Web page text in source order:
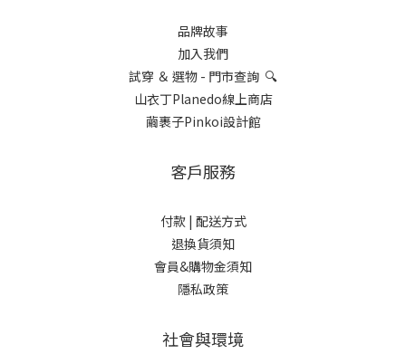
品牌故事
加入我們
試穿 ＆ 選物 - 門市查詢 🔍
山衣丁Planedo線上商店
繭裹子Pinkoi設計館
客戶服務
付款 | 配送方式
退換貨須知
會員&購物金須知
隱私政策
社會與環境